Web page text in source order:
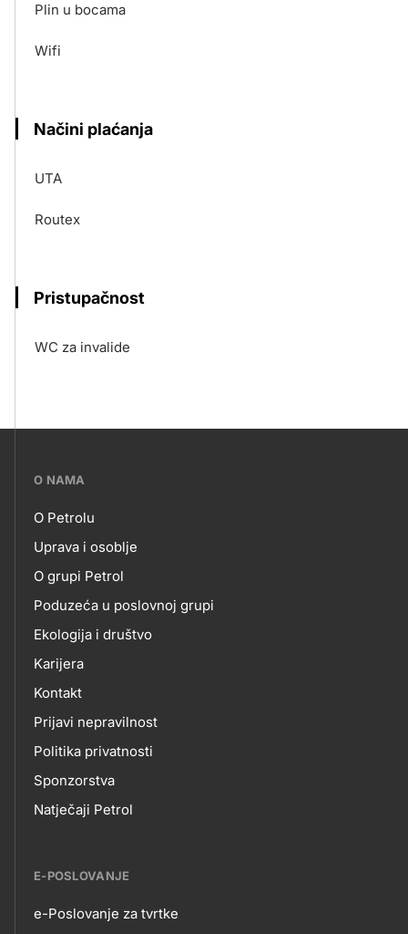
Plin u bocama
Wifi
Načini plaćanja
UTA
Routex
Pristupačnost
WC za invalide
???
skupno.footer-
title???
O NAMA
O
NAMA
O Petrolu
Uprava i osoblje
O grupi Petrol
Poduzeća u poslovnoj grupi
Ekologija i društvo
Karijera
Kontakt
Prijavi nepravilnost
Politika privatnosti
Sponzorstva
Natječaji Petrol
E-POSLOVANJE
e-Poslovanje za tvrtke